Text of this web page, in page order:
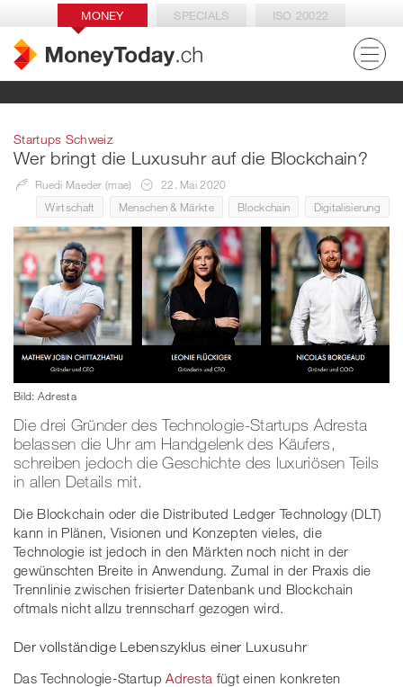
MONEY SPECIALS ISO 20022
Startups Schweiz
Wer bringt die Luxusuhr auf die Blockchain?
Ruedi Maeder (mae)
22. Mai 2020
Wirtschaft
Menschen & Märkte Blockchain Digitalisierung
Bild: Adresta
Die drei Gründer des Technologie-Startups Adresta
belassen die Uhr am Handgelenk des Käufers,
schreiben jedoch die Geschichte des luxuriösen Teils
in allen Details mit.
Die Blockchain oder die Distributed Ledger Technology (DLT)
kann in Plänen, Visionen und Konzepten vieles, die
Technologie ist jedoch in den Märkten noch nicht in der
gewünschten Breite in Anwendung. Zumal in der Praxis die
Trennlinie zwischen frisierter Datenbank und Blockchain
oftmals nicht allzu trennscharf gezogen wird.
Der vollständige Lebenszyklus einer Luxusuhr
Das Technologie-StartupAdresta fügt einen konkreten